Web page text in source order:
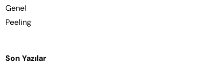
Genel
Peeling
Son Yazılar